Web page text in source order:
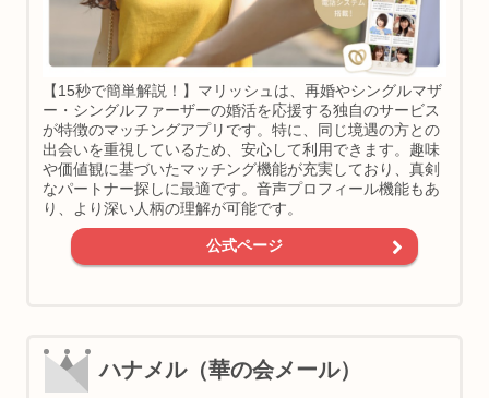
【15秒で簡単解説！】マリッシュは、再婚やシングルマザ
ー・シングルファーザーの婚活を応援する独自のサービス
が特徴のマッチングアプリです。特に、同じ境遇の方との
出会いを重視しているため、安心して利用できます。趣味
や価値観に基づいたマッチング機能が充実しており、真剣
なパートナー探しに最適です。音声プロフィール機能もあ
り、より深い人柄の理解が可能です。
公式ページ
ハナメル（華の会メール）